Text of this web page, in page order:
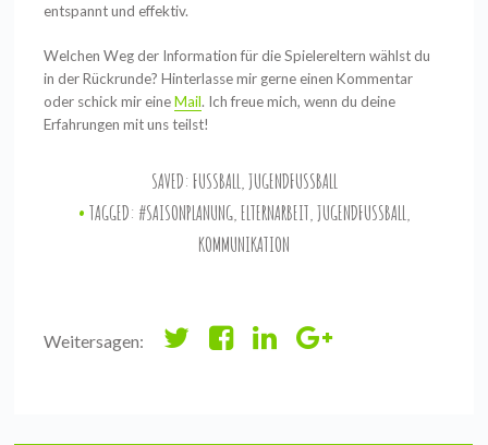
entspannt und effektiv.
Welchen Weg der Information für die Spielereltern wählst du
in der Rückrunde? Hinterlasse mir gerne einen Kommentar
oder schick mir eineMail. Ich freue mich, wenn du deine
Erfahrungen mit uns teilst!
SAVED: FUSSBALL,JUGENDFUSSBALL
TAGGED: #SAISONPLANUNG,ELTERNARBEIT,JUGENDFUSSBALL,
KOMMUNIKATION
Weitersagen: